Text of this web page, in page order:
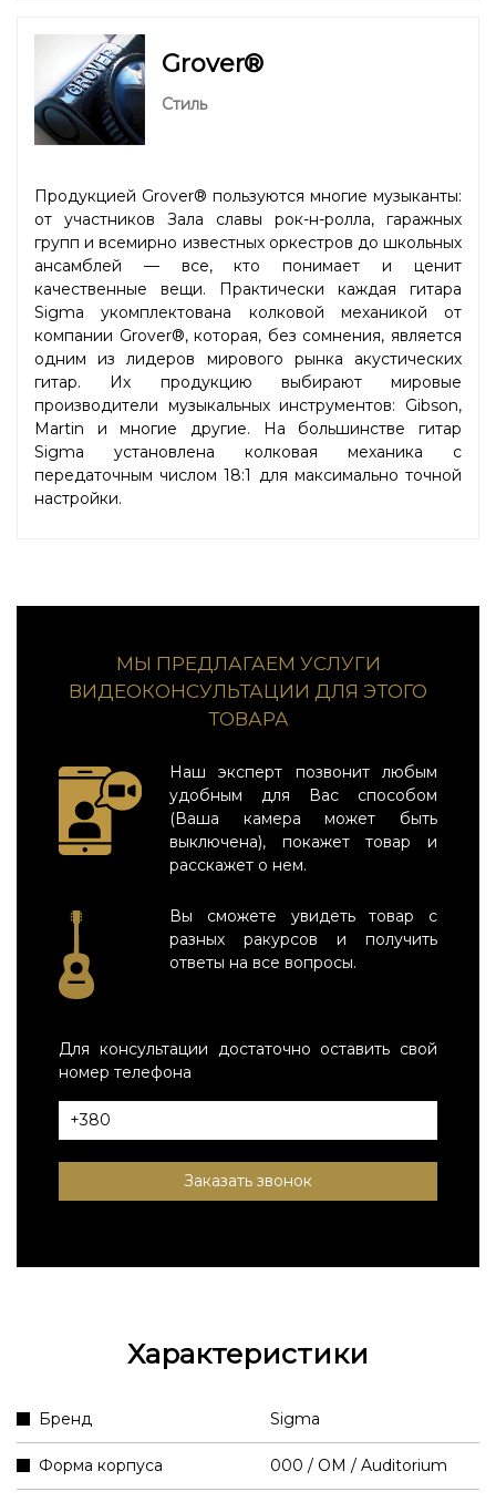
Grover®
Стиль
Продукцией Grover® пользуются многие музыканты:
от участников Зала славы рок-н-ролла, гаражных
групп и всемирно известных оркестров до школьных
ансамблей — все, кто понимает и ценит
качественные вещи. Практически каждая гитара
Sigma укомплектована колковой механикой от
компании Grover®, которая, без сомнения, является
одним из лидеров мирового рынка акустических
гитар. Их продукцию выбирают мировые
производители музыкальных инструментов: Gibson,
Martin и многие другие. На большинстве гитар
Sigma установлена колковая механика с
передаточным числом 18:1 для максимально точной
настройки.
МЫ ПРЕДЛАГАЕМ УСЛУГИ
ВИДЕОКОНСУЛЬТАЦИИ ДЛЯ ЭТОГО
ТОВАРА
Наш эксперт позвонит любым
удобным для Вас способом
(Ваша камера может быть
выключена), покажет товар и
расскажет о нем.
Вы сможете увидеть товар с
разных ракурсов и получить
ответы на все вопросы.
Для консультации достаточно оставить свой
номер телефона
Заказать звонок
Характеристики
Бренд Sigma
Форма корпуса 000 / OM / Auditorium